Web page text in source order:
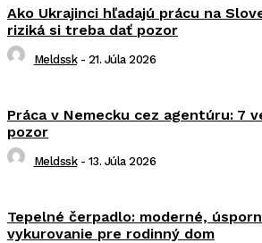
Ako Ukrajinci hľadajú prácu na
riziká si treba dať pozor
Meldssk - 21. Júla 2026
Práca v Nemecku cez agentúru: 7
pozor
Meldssk - 13. Júla 2026
Tepelné čerpadlo: moderné,
vykurovanie pre rodinný dom